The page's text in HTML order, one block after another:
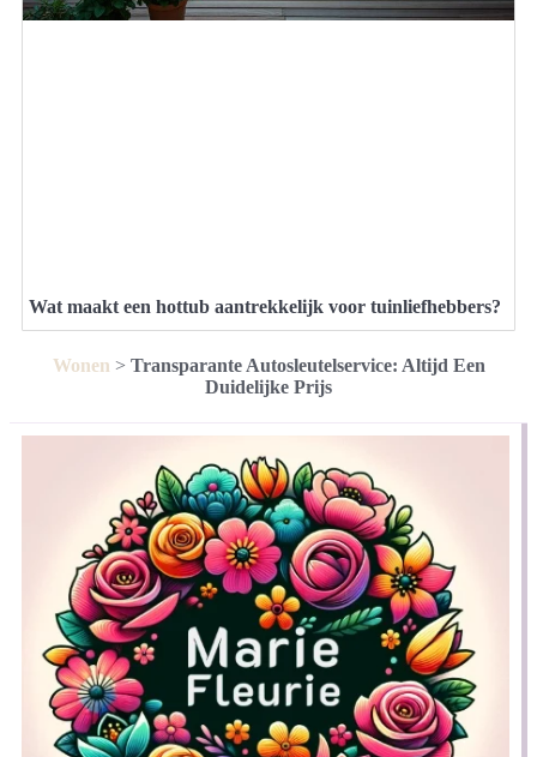
Wat maakt een hottub aantrekkelijk voor tuinliefhebbers?
Wonen > Transparante Autosleutelservice: Altijd Een
Duidelijke Prijs